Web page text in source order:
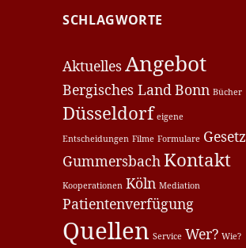
SCHLAGWORTE
AktuellesAngebot
Bergisches LandBonn Bücher
Düsseldorf eigene
Entscheidungen Filme Formulare Gesetz
GummersbachKontakt
Kooperationen Köln Mediation
Patientenverfügung
Quellen Service Wer? Wie?